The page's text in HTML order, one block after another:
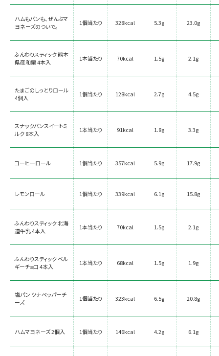
ハムもパンも、ぜんぶマ
ヨネーズのついで。
1個当たり 328kcal 5.3g 23.0g
ふんわりスティック 熊本
県産和栗 4本入
1本当たり 70kcal 1.5g 2.1g
たまごのしっとりロール
4個入
1個当たり 128kcal 2.7g 4.5g
スナックパンスイートミ
ルク 8本入
1本当たり 91kcal 1.8g 3.3g
コーヒーロール 1個当たり 357kcal 5.9g 17.9g
レモンロール 1個当たり 339kcal 6.1g 15.8g
ふんわりスティック 北海
道牛乳 4本入
1本当たり 70kcal 1.5g 2.1g
ふんわりスティック ベル
ギーチョコ 4本入
1本当たり 68kcal 1.5g 1.9g
塩パン ツナペッパーチ
ーズ
1個当たり 323kcal 6.5g 20.8g
ハムマヨネーズ 2個入 1個当たり 146kcal 4.2g 6.1g